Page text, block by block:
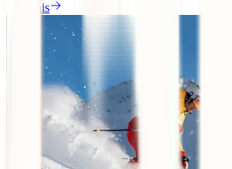
Ler mais